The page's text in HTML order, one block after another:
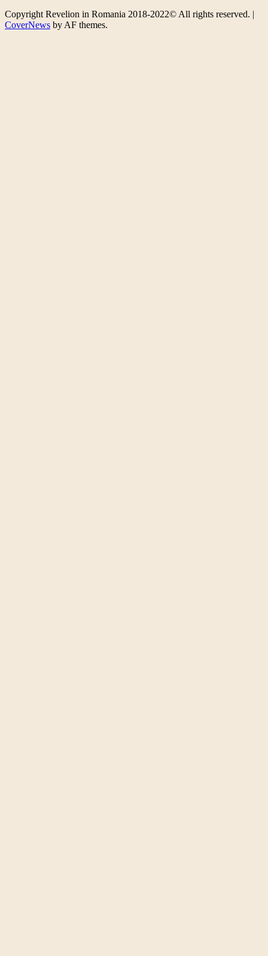
Copyright Revelion in Romania 2018-2022© All rights reserved. |
CoverNews by AF themes.